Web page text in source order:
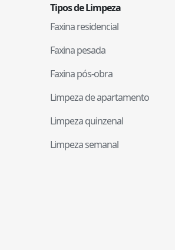
Tipos de Limpeza
Faxina residencial
Faxina pesada
Faxina pós-obra
Limpeza de apartamento
Limpeza quinzenal
Limpeza semanal